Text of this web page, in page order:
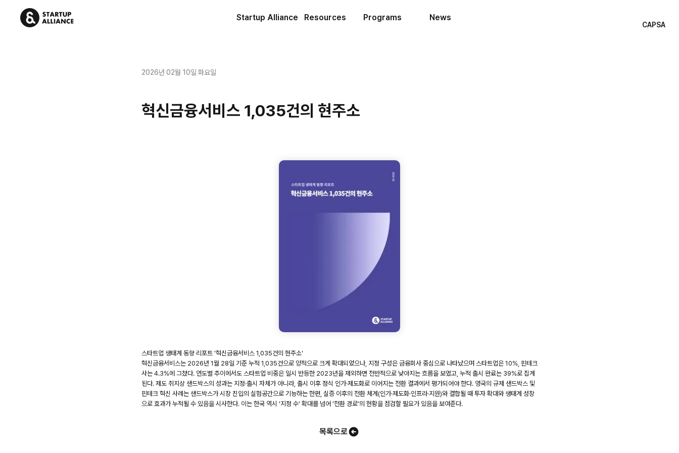
Startup Alliance Resources Programs News
CAPSA
2026년 02월 10일 화요일
혁신금융서비스 1,035건의 현주소
스타트업 생태계 동향 리포트 '혁신금융서비스 1,035건의 현주소'
혁신금융서비스는 2026년 1월 28일 기준 누적 1,035건으로 양적으로 크게 확대되었으나, 지정 구성은 금융회사 중심으로 나타났으며 스타트업은 10%, 핀테크
사는 4.3%에 그쳤다. 연도별 추이에서도 스타트업 비중은 일시 반등한 2023년을 제외하면 전반적으로 낮아지는 흐름을 보였고, 누적 출시 완료는 39%로 집계
된다. 제도 취지상 샌드박스의 성과는 지정·출시 자체가 아니라, 출시 이후 정식 인가·제도화로 이어지는 전환 결과에서 평가되어야 한다. 영국의 규제 샌드박스 및
핀테크 혁신 사례는 샌드박스가 시장 진입의 실험공간으로 기능하는 한편, 실증 이후의 전환 체계(인가·제도화·인프라·지원)와 결합될 때 투자 확대와 생태계 성장
으로 효과가 누적될 수 있음을 시사한다. 이는 한국 역시 ‘지정 수’ 확대를 넘어 ‘전환 경로’의 현황을 점검할 필요가 있음을 보여준다.
목록으로